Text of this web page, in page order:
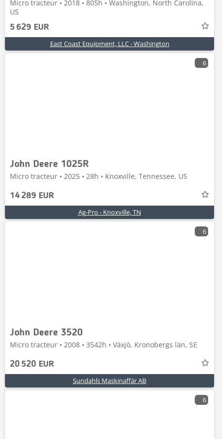
Micro tracteur • 2018 • 805h • Washington, North Carolina,
US
5 629 EUR
East Coast Equipment, LLC - Washington
6
John Deere 1025R
Micro tracteur • 2025 • 28h • Knoxville, Tennessee, US
14 289 EUR
Ag-Pro - Knoxville, TN
6
John Deere 3520
Micro tracteur • 2008 • 3542h • Växjö, Kronobergs län, SE
20 520 EUR
Sundahls Maskinaffär AB
6